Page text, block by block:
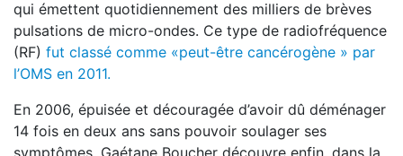
qui émettent quotidiennement des milliers de brèves
pulsations de micro-­ondes. Ce type de radio­fréquence
(RF) fut classé comme «peut-­être cancérogène » par
l’OMS en 2011.
En 2006, épuisée et découragée d’avoir dû déménager
14 fois en deux ans sans pouvoir soulager ses
symptômes, Gaétane Boucher découvre enfin, dans la